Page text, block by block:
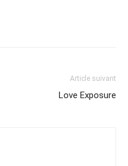
Article suivant
Love Exposure